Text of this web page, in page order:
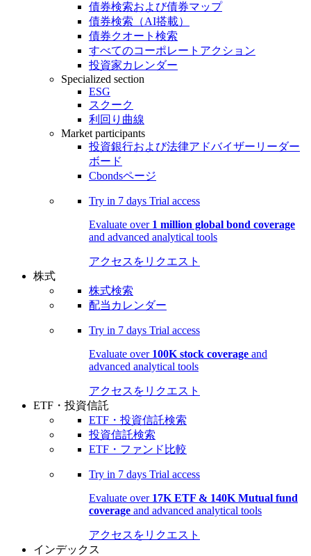
債券検索および債券マップ
債券検索（AI搭載）
債券クオート検索
すべてのコーポレートアクション
投資家カレンダー
Specialized section
ESG
スクーク
利回り曲線
Market participants
投資銀行および法律アドバイザーリーダー
ボード
Cbondsページ
Try in 7 days Trial access
Evaluate over 1 million global bond coverage
and advanced analytical tools
アクセスをリクエスト
株式
株式検索
配当カレンダー
Try in 7 days Trial access
Evaluate over 100K stock coverage and
advanced analytical tools
アクセスをリクエスト
ETF・投資信託
ETF・投資信託検索
投資信託検索
ETF・ファンド比較
Try in 7 days Trial access
Evaluate over 17K ETF & 140K Mutual fund
coverage and advanced analytical tools
アクセスをリクエスト
インデックス